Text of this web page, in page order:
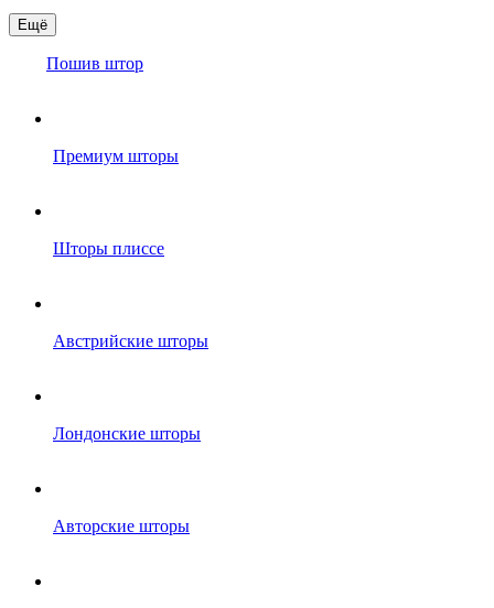
Ещё
Пошив штор
Премиум шторы
Шторы плиссе
Австрийские шторы
Лондонские шторы
Авторские шторы